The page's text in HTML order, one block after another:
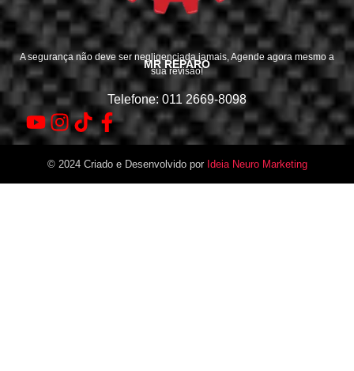
MR REPARO
A segurança não deve ser negligenciada jamais, Agende agora mesmo a
sua revisão!
Telefone: 011 2669-8098
© 2024 Criado e Desenvolvido por Ideia Neuro Marketing